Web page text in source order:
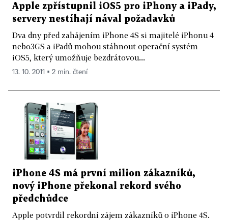
Apple zpřístupnil iOS5 pro iPhony a iPady,
servery nestíhají nával požadavků
Dva dny před zahájením iPhone 4S si majitelé iPhonu 4
nebo3GS a iPadů mohou stáhnout operační systém
iOS5, který umožňuje bezdrátovou...
13. 10. 2011 ▪ 2 min. čtení
iPhone 4S má první milion zákazníků,
nový iPhone překonal rekord svého
předchůdce
Apple potvrdil rekordní zájem zákazníků o iPhone 4S.